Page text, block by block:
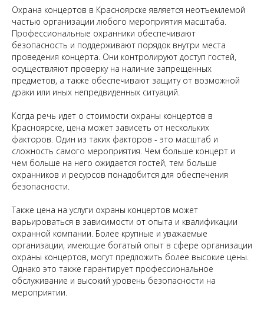
Охрана концертов в Красноярске является неотъемлемой
частью организации любого мероприятия масштаба.
Профессиональные охранники обеспечивают
безопасность и поддерживают порядок внутри места
проведения концерта. Они контролируют доступ гостей,
осуществляют проверку на наличие запрещенных
предметов, а также обеспечивают защиту от возможной
драки или иных непредвиденных ситуаций.
Когда речь идет о стоимости охраны концертов в
Красноярске, цена может зависеть от нескольких
факторов. Один из таких факторов - это масштаб и
сложность самого мероприятия. Чем больше концерт и
чем больше на него ожидается гостей, тем больше
охранников и ресурсов понадобится для обеспечения
безопасности.
Также цена на услуги охраны концертов может
варьироваться в зависимости от опыта и квалификации
охранной компании. Более крупные и уважаемые
организации, имеющие богатый опыт в сфере организации
охраны концертов, могут предложить более высокие цены.
Однако это также гарантирует профессиональное
обслуживание и высокий уровень безопасности на
мероприятии.